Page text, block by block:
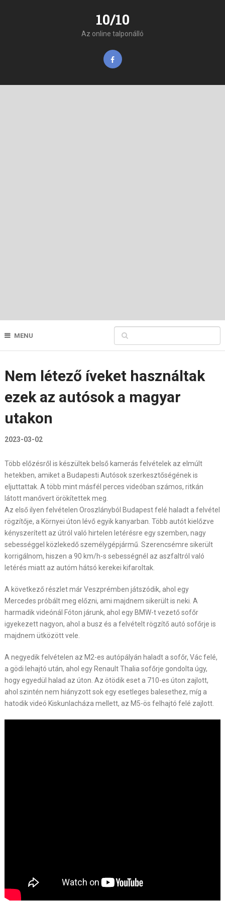
10/10
Az online talponálló
MENU
Nem létező íveket használtak
ezek az autósok a magyar
utakon
2023-03-02
Több előzésről is készültek belső kamerás felvételek az elmúlt
hetekben, amiket a Budapesti Autósok szerkesztőségének is
eljuttattak. A több mint másfél perces videóban számos, ritkán
látott manővert örökítettek meg.
Az első ilyen felvételen Oroszlányból Budapest felé haladt a felvétel
rögzítője, a Környei úton lévő egyik kanyarban. Több autót kielőzve
kényszerített az útról való hirtelen letérésre egy szemben, nagy
sebességgel közlekedő személygépjármű. Szerencsémre sikerült
korrigálnom, hiszen a 90 km/h-s sebességnél az aszfaltról való
letérés miatt az autóm hátsó kerekei kifaroltak.
A következő részlet már Veszprémben játszódik, ahol egy
Mercedes próbált meg előzni, ami majdnem sikerült is neki. A
harmadik videónál Fóton járunk, ahol egy BMW-t vezető sofőr
igyekezett nagyon, ahol a busz és a felvételt rögzítő autó sofőrje is
majdnem ütközött vele.
A negyedik felvételen az M2-es autópályán haladt a sofőr, Vác felé,
a gödi lehajtó után, ahol egy Renault Thalia sofőrje gondolta úgy,
hogy egyedül halad az úton. Az ötödik eset a 710-es úton zajlott,
ahol szintén nem hiányzott sok egy esetleges balesethez, míg a
hatodik videó Kiskunlacháza mellett, az M5-ös felhajtó felé zajlott.